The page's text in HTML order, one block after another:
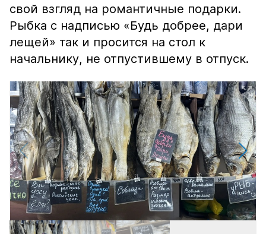
свой взгляд на романтичные подарки.
Рыбка с надписью «Будь добрее, дари
лещей» так и просится на стол к
начальнику, не отпустившему в отпуск.